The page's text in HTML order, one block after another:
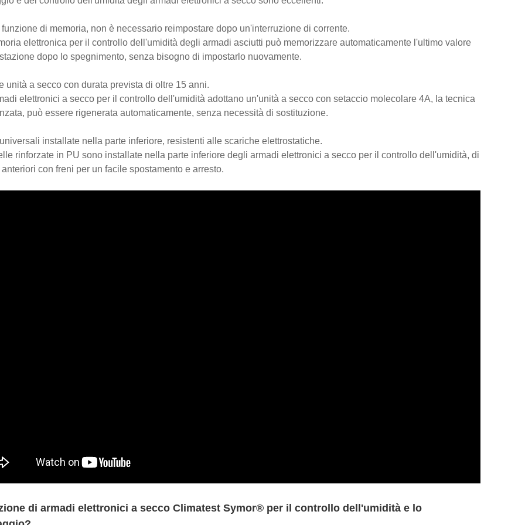
funzione di memoria, non è necessario reimpostare dopo un'interruzione di corrente.
elettronica per il controllo dell'umidità degli armadi asciutti può memorizzare automaticamente l'ultimo valore
dopo lo spegnimento, senza bisogno di impostarlo nuovamente.
unità a secco con durata prevista di oltre 15 anni.
elettronici a secco per il controllo dell'umidità adottano un'unità a secco con setaccio molecolare 4A, la tecnica
può essere rigenerata automaticamente, senza necessità di sostituzione.
universali installate nella parte inferiore, resistenti alle scariche elettrostatiche.
rinforzate in PU sono installate nella parte inferiore degli armadi elettronici a secco per il controllo dell'umidità, di
con freni per un facile spostamento e arresto.
di armadi elettronici a secco Climatest Symor® per il controllo dell'umidità e lo